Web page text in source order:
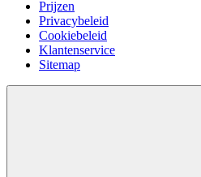
Prijzen
Privacybeleid
Cookiebeleid
Klantenservice
Sitemap